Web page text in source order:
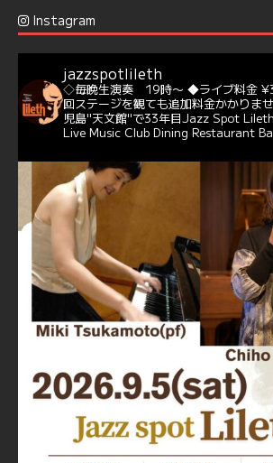
@delightful_gang
バー♪♬
当店での演奏シーンもご覧いただけま
#天文館ミリオネーション #ジャミラ
https://youtu.be/
6 Twitter
Jazz Spot Lilet ·
忘年会＆新年会 ご予約承り中❣❣
☆窓辺から天文館ミリオネーション
☆JAZZの生演奏を聴きながら♪
☆地産地消に拘ったフードメニュー
プラン内容はご予算とご要望に応じて
で、お気軽にお問い合せください
https://jazzspotlileth.com/
6 7 Twitter
Load More
Instagram
jazzspotlileth
◇毎晩生演奏 19時〜 ◆ライブ料金
回ステージを観ても追加料金かかりま
児島"天文館"で33年目Jazz Spot Lileth
Live Music Club Dining Restaurant